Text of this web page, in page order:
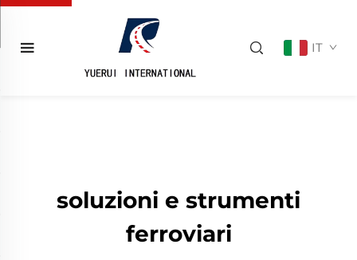
IT
soluzioni e strumenti
ferroviari